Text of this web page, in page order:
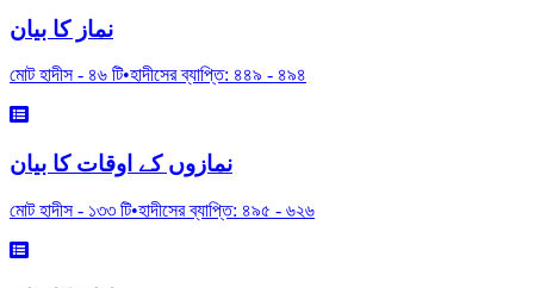
نماز کا بیان
মোট হাদীস - ৪৬ টি•হাদীসের ব্যাপ্তি: ৪৪৯ - ৪৯৪
نمازوں کے اوقات کا بیان
মোট হাদীস - ১৩৩ টি•হাদীসের ব্যাপ্তি: ৪৯৫ - ৬২৬